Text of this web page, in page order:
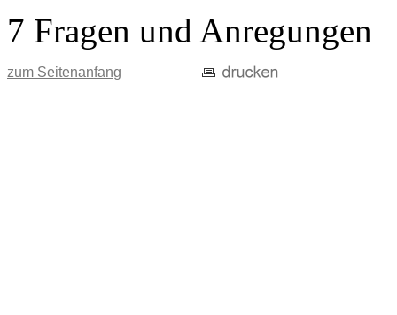
7 Fragen und Anregungen
zum Seitenanfang